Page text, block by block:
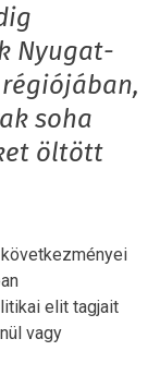
Nyugat-
soha
öltött
elit tagjait
vagy